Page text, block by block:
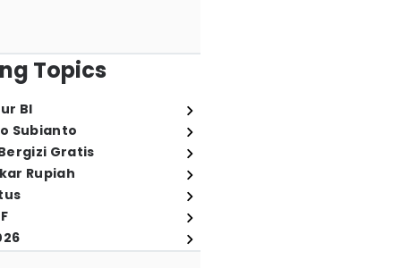
Topics
BI
Subianto
Gratis
Rupiah